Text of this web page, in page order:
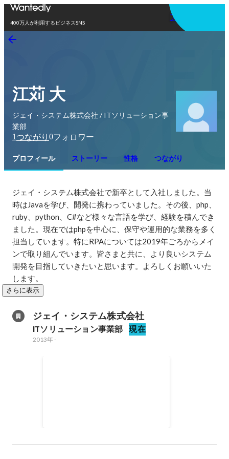
400万人が利用するビジネスSNS
アプリを使う
江苅 大
ジェイ・システム株式会社 / ITソリューション事
業部
1つながり 0フォロワー
プロフィール ストーリー 性格 つながり
ジェイ・システム株式会社で新卒として入社しました。当
時はJavaを学び、開発に携わっていました。その後、php、
ruby、python、C#など様々な言語を学び、経験を積んでき
ました。現在ではphpを中心に、保守や運用的な業務を多く
担当しています。特にRPAについては2019年ごろからメイ
ンで取り組んでいます。皆さまと共に、より良いシステム
開発を目指していきたいと思います。よろしくお願いいた
します。
さらに表示
ジェイ・システム株式会社
ITソリューション事業部 現在
2013年-